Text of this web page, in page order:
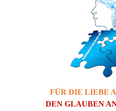
FÜR DIE LIEBE
DEN GLAUBEN